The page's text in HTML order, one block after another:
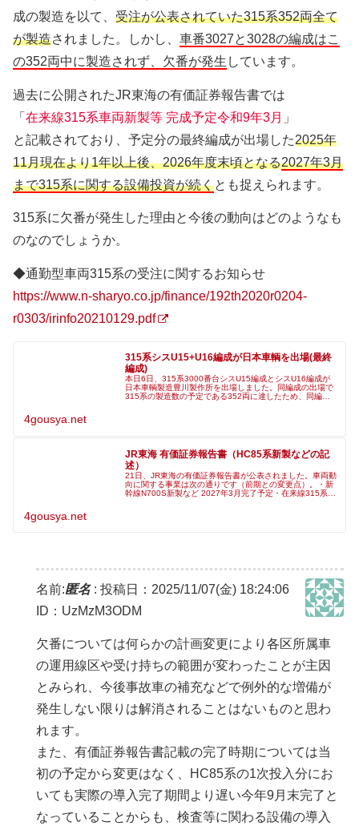
成の製造を以て、 受注が公表されていた315系352両全て
が製造されました。しかし、 車番3027と3028の編成はこ
の352両中に製造されず、欠番が発生 しています。
過去に公開されたJR東海の有価証券報告書では
「 在来線315系車両新製等 完成予定令和9年3月 」
と記載されており、予定分の最終編成が出場した2025年
11月現在より1年以上後、2026年度末頃となる2027年3月
まで315系に関する設備投資が続くとも捉えられます。
315系に欠番が発生した理由と今後の動向はどのようなも
のなのでしょうか。
◆通勤型車両315系の受注に関するお知らせ
https://www.n-sharyo.co.jp/finance/192th2020r0204-
r0303/irinfo20210129.pdf
315系シスU15+U16編成が日本車輌を出場(最終
編成)
本日6日、315系3000番台シスU15編成とシスU16編成が
日本車輌製造豊川製作所を出場しました。同編成の出場で
315系の製造数の予定である352両に達したため、同編成
4gousya.net
JR東海 有価証券報告書（HC85系新製などの記
述）
21日、JR東海の有価証券報告書が公表されました。車両動
向に関する事業は次の通りです（前期との変更点）。・新
幹線N700S新製など 2027年3月完了予定・在来線315系新
4gousya.net
名前:匿名: 投稿日：2025/11/07(金) 18:24:06
ID：UzMzM3ODM
欠番については何らかの計画変更により各区所属車
の運用線区や受け持ちの範囲が変わったことが主因
とみられ、今後事故車の補充などで例外的な増備が
発生しない限りは解消されることはないものと思わ
れます。
また、有価証券報告書記載の完了時期については当
初の予定から変更はなく、HC85系の1次投入分にお
いても実際の導入完了期間より遅い今年9月末完了と
なっていることからも、検査等に関わる設備の導入